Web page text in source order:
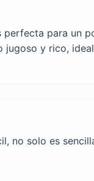
para un
y rico,
no solo es